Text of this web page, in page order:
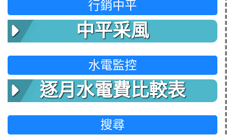
行銷中平
中平采風
水電監控
逐月水電費比較表
搜尋